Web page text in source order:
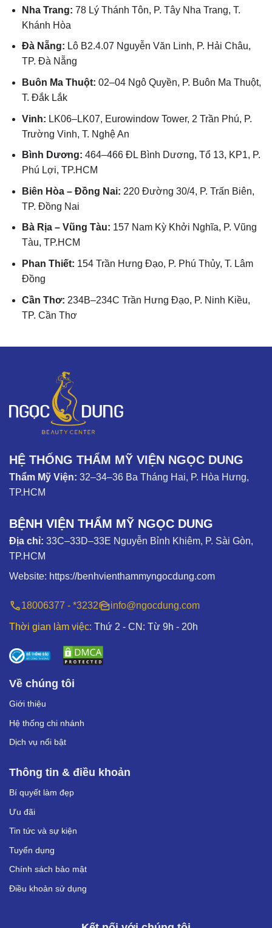
Nha Trang: 78 Lý Thánh Tôn, P. Tây Nha Trang, T.
Khánh Hòa
Đà Nẵng: Lô B2.4.07 Nguyễn Văn Linh, P. Hải Châu,
TP. Đà Nẵng
Buôn Ma Thuột: 02–04 Ngô Quyền, P. Buôn Ma Thuột,
T. Đắk Lắk
Vinh: LK06–LK07, Eurowindow Tower, 2 Trần Phú, P.
Trường Vinh, T. Nghệ An
Bình Dương: 464–466 ĐL Bình Dương, Tổ 13, KP1, P.
Phú Lợi, TP.HCM
Biên Hòa – Đồng Nai: 220 Đường 30/4, P. Trấn Biên,
TP. Đồng Nai
Bà Rịa – Vũng Tàu: 157 Nam Kỳ Khởi Nghĩa, P. Vũng
Tàu, TP.HCM
Phan Thiết: 154 Trần Hưng Đạo, P. Phú Thủy, T. Lâm
Đồng
Cần Thơ: 234B–234C Trần Hưng Đạo, P. Ninh Kiều,
TP. Cần Thơ
HỆ THỐNG THẨM MỸ VIỆN NGỌC DUNG
Thẩm Mỹ Viện: 32–34–36 Ba Tháng Hai, P. Hòa Hưng,
TP.HCM
BỆNH VIỆN THẨM MỸ NGỌC DUNG
Địa chỉ: 33C–33D–33E Nguyễn Bỉnh Khiêm, P. Sài Gòn,
TP.HCM
Website: https://benhvienthammyngocdung.com
18006377 - *3232 info@ngocdung.com
Thời gian làm việc: Thứ 2 - CN: Từ 9h - 20h
Về chúng tôi
Giới thiệu
Hệ thống chi nhánh
Dịch vụ nổi bật
Thông tin & điều khoản
Bí quyết làm đẹp
Ưu đãi
Tin tức và sự kiện
Tuyển dụng
Chính sách bảo mật
Điều khoản sử dụng